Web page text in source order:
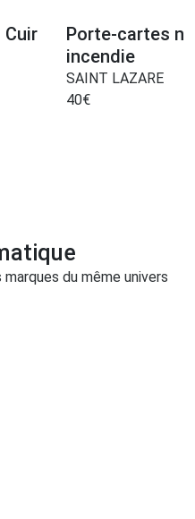
Cuir
Porte-cartes
incendie
SAINT LAZARE
40€
du même univers